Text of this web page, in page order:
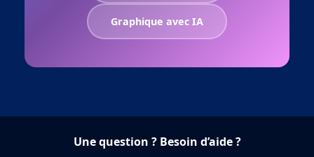
Graphique avec IA
Une question ? Besoin d’aide ?